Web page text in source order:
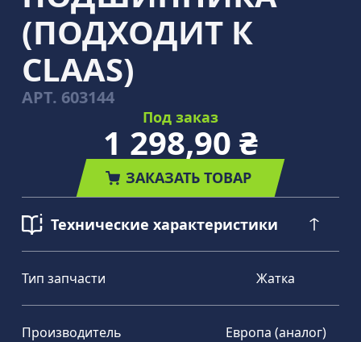
(ПОДХОДИТ К
CLAAS)
АРТ. 603144
Под заказ
1 298,90 ₴
ЗАКАЗАТЬ ТОВАР
Технические характеристики
Тип запчасти Жатка
Производитель Европа (аналог)